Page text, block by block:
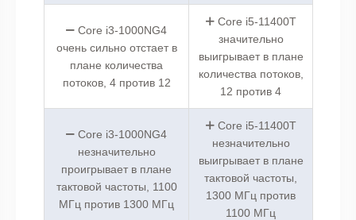
Core i3-1000NG4
очень сильно отстает в
плане количества
потоков, 4 против 12
Core i5-11400T
значительно
выигрывает в плане
количества потоков,
12 против 4
Core i3-1000NG4
незначительно
проигрывает в плане
тактовой частоты, 1100
МГц против 1300 МГц
Core i5-11400T
незначительно
выигрывает в плане
тактовой частоты,
1300 МГц против
1100 МГц